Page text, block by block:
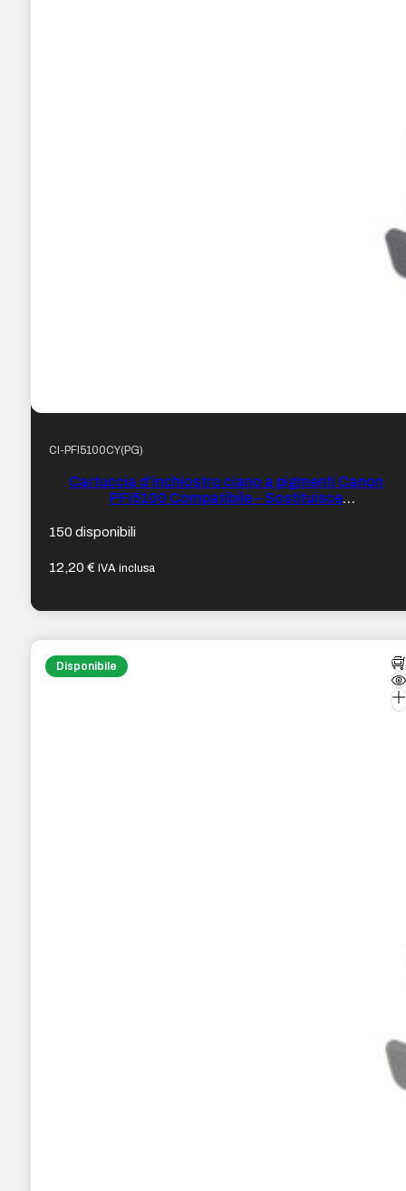
CI-PFI5100CY(PG)
Cartuccia d’inchiostro ciano a pigmenti Canon
PFI5100 Compatibile – Sostituisce
150 disponibili
12,20€ IVA inclusa
Disponibile